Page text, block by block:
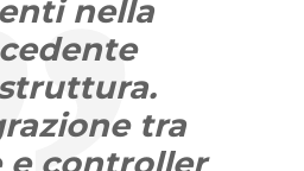
nella
tra